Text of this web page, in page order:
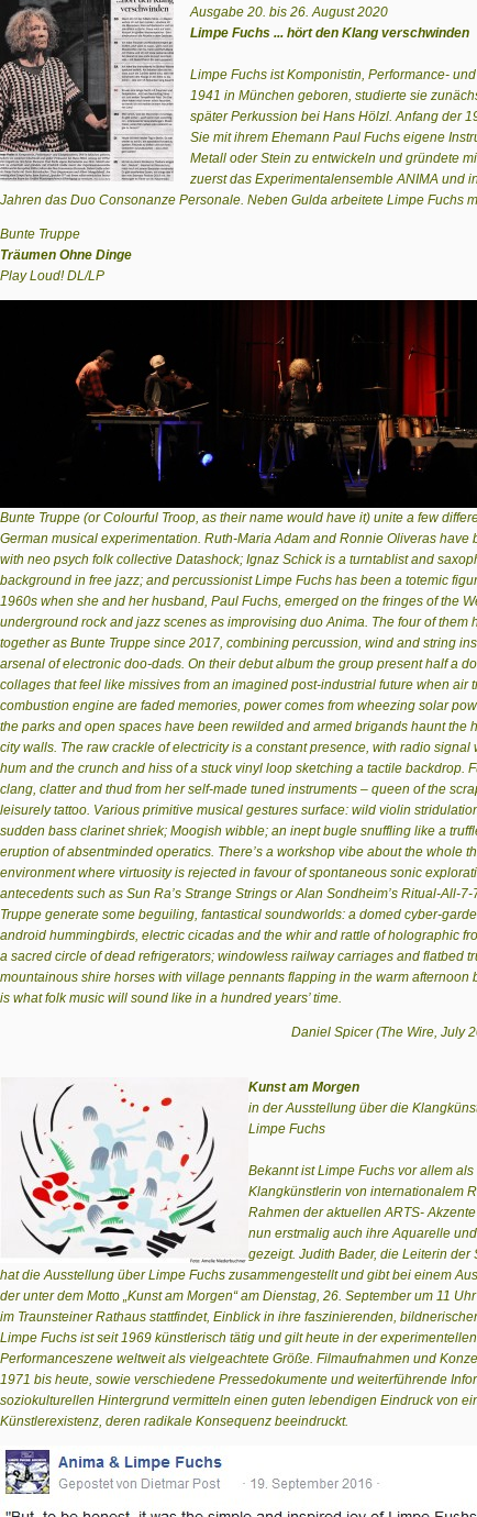
Ausgabe 20. bis 26. August 2020
Limpe Fuchs ... hört den Klang verschwinden
Limpe Fuchs ist Komponistin, Performance-
1941 in München geboren, studierte sie
später Perkussion bei Hans Hölzl. Anfang der
Sie mit ihrem Ehemann Paul Fuchs eigene
Metall oder Stein zu entwickeln und gründete
zuerst das Experimentalensemble ANIMA und
Jahren das Duo Consonanze Personale. Neben Gulda arbeitete Limpe Fuchs
Bunte Truppe
Träumen Ohne Dinge
Play Loud! DL/LP
Bunte Truppe (or Colourful Troop, as their name would have it) unite a few
German musical experimentation. Ruth-Maria Adam and Ronnie Oliveras have
with neo psych folk collective Datashock; Ignaz Schick is a turntablist and
background in free jazz; and percussionist Limpe Fuchs has been a totemic
1960s when she and her husband, Paul Fuchs, emerged on the fringes of the
underground rock and jazz scenes as improvising duo Anima. The four of them
together as Bunte Truppe since 2017, combining percussion, wind and string
arsenal of electronic doo-dads. On their debut album the group present half a
collages that feel like missives from an imagined post-industrial future when air
combustion engine are faded memories, power comes from wheezing solar
the parks and open spaces have been rewilded and armed brigands haunt the
city walls. The raw crackle of electricity is a constant presence, with radio signal
hum and the crunch and hiss of a stuck vinyl loop sketching a tactile backdrop.
clang, clatter and thud from her self-made tuned instruments – queen of the
leisurely tattoo. Various primitive musical gestures surface: wild violin
sudden bass clarinet shriek; Moogish wibble; an inept bugle snuffling like a
eruption of absentminded operatics. There’s a workshop vibe about the whole
environment where virtuosity is rejected in favour of spontaneous sonic
antecedents such as Sun Ra’s Strange Strings or Alan Sondheim’s Ritual-All-
Truppe generate some beguiling, fantastical soundworlds: a domed cyber-
android hummingbirds, electric cicadas and the whir and rattle of holographic
a sacred circle of dead refrigerators; windowless railway carriages and flatbed
mountainous shire horses with village pennants flapping in the warm afternoon
is what folk music will sound like in a hundred years’ time.
Daniel Spicer (The Wire, July
Kunst am Morgen
in der Ausstellung über die
Limpe Fuchs
Bekannt ist Limpe Fuchs vor allem
Klangkünstlerin von internationalem
Rahmen der aktuellen ARTS-
nun erstmalig auch ihre Aquarelle
gezeigt. Judith Bader, die Leiterin der
hat die Ausstellung über Limpe Fuchs zusammengestellt und gibt bei einem
der unter dem Motto „Kunst am Morgen“ am Dienstag, 26. September um 11
im Traunsteiner Rathaus stattfindet, Einblick in ihre faszinierenden,
Limpe Fuchs ist seit 1969 künstlerisch tätig und gilt heute in der
Performanceszene weltweit als vielgeachtete Größe. Filmaufnahmen und
1971 bis heute, sowie verschiedene Pressedokumente und weiterführende
soziokulturellen Hintergrund vermitteln einen guten lebendigen Eindruck von
Künstlerexistenz, deren radikale Konsequenz beeindruckt.